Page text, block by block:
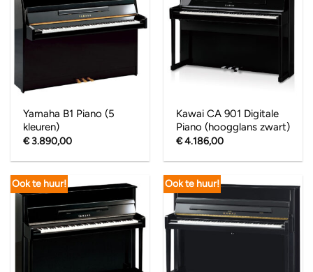
Yamaha B1 Piano (5
kleuren)
€3.890,00
Kawai CA 901 Digitale
Piano (hoogglans zwart)
€4.186,00
Ook te huur! Ook te huur!